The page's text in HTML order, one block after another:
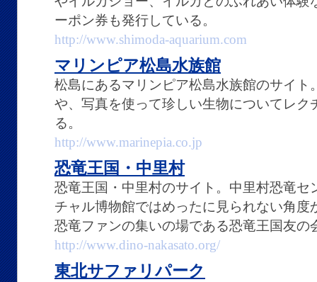
ーポン券も発行している。
http://www.shimoda-aquarium.com
マリンピア松島水族館
松島にあるマリンピア松島水族館のサイト
や、写真を使って珍しい生物についてレク
る。
http://www.marinepia.co.jp
恐竜王国・中里村
恐竜王国・中里村のサイト。中里村恐竜セ
チャル博物館ではめったに見られない角
恐竜ファンの集いの場である恐竜王国友の
http://www.dino-nakasato.org/
東北サファリパーク